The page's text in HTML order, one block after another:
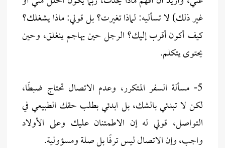
غير ذلك) لا تسأليه: لماذا تغيرت؟ بل قولي: ماذا يشغلك؟
كيف أكون أقرب إليك؟ الرجل حين يهاجم ينغلق، وحين
يحتوى يتكلم.
5- مسألة السفر المتكرر، وعدم الاتصال تحتاج ضبطًا،
لكن لا تبدئي بالشك، بل ابدئي بطلب حقك الطبيعي في
التواصل، قولي له إن الاطمئنان عليك وعلى الأولاد
واجب، وإن الاتصال ليس ترفًا بل صلة ومسؤولية.